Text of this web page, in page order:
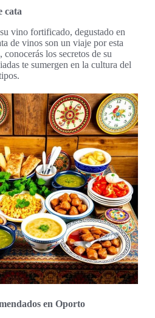
cata
vino fortificado, degustado en
de vinos son un viaje por esta
los secretos de su
te sumergen en la cultura del
en Oporto